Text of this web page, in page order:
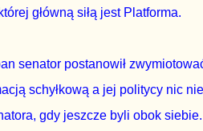
główną siłą jest Platforma.
senator postanowił
schyłkową a jej politycy nic
gdy jeszcze byli obok